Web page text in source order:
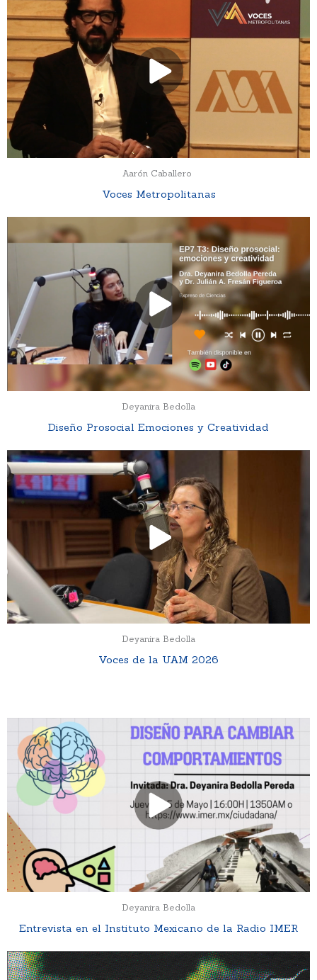
Aarón Caballero
Voces Metropolitanas
Deyanira Bedolla
Diseño Prosocial Emociones y Creatividad
Deyanira Bedolla
Voces de la UAM 2026
Deyanira Bedolla
Entrevista en el Instituto Mexicano de la Radio IMER